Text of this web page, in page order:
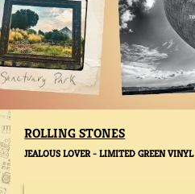
ROLLING STONES
JEALOUS LOVER - LIMITED GREEN VINYL